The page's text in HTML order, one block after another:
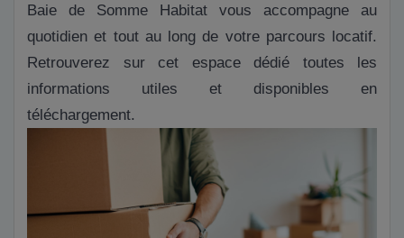
Baie de Somme Habitat vous accompagne au
quotidien et tout au long de votre parcours locatif.
Retrouverez sur cet espace dédié toutes les
informations utiles et disponibles en
téléchargement.